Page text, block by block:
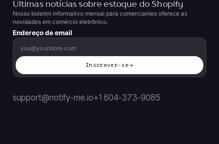
Últimas notícias sobre estoque do Shopify
Nosso boletim informativo mensal para comerciantes oferece as
novidades em comércio eletrônico.
Endereço de email
Inscrever-se
support@notify-me.io+1 604-373-9085